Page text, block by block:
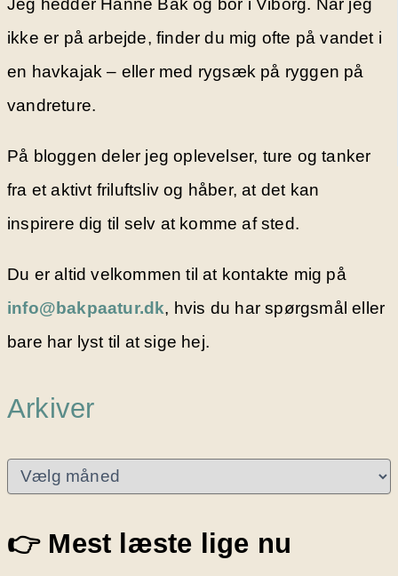
Jeg hedder Hanne Bak og bor i Viborg. Når jeg
ikke er på arbejde, finder du mig ofte på vandet i
en havkajak – eller med rygsæk på ryggen på
vandreture.
På bloggen deler jeg oplevelser, ture og tanker
fra et aktivt friluftsliv og håber, at det kan
inspirere dig til selv at komme af sted.
Du er altid velkommen til at kontakte mig på
info@bakpaatur.dk, hvis du har spørgsmål eller
bare har lyst til at sige hej.
Arkiver
v
e
👉 Mest læste lige nu